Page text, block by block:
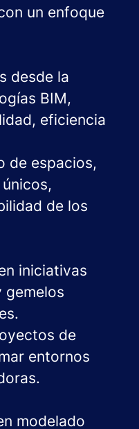
un enfoque
desde la
BIM,
eficiencia
de espacios,
de los
iniciativas
gemelos
de
entornos
modelado